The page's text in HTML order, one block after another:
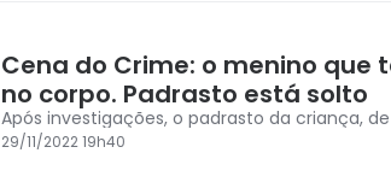
Cena do Crime: o menino que
no corpo. Padrasto está solto
Após investigações, o padrasto da criança,
29/11/2022 19h40